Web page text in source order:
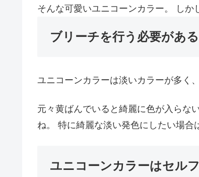
そんな可愛いユニコーンカラー。 しか
ブリーチを行う必要がある
ユニコーンカラーは淡いカラーが多く
元々黄ばんでいると綺麗に色が入らな
ね。 特に綺麗な淡い発色にしたい場合
ユニコーンカラーはセル